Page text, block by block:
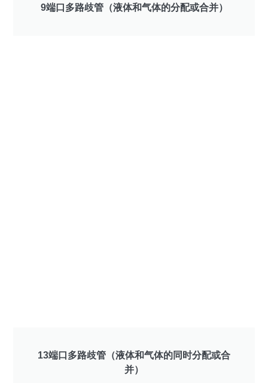
9端口多路歧管（液体和气体的分配或合并）
13端口多路歧管（液体和气体的同时分配或合
并）